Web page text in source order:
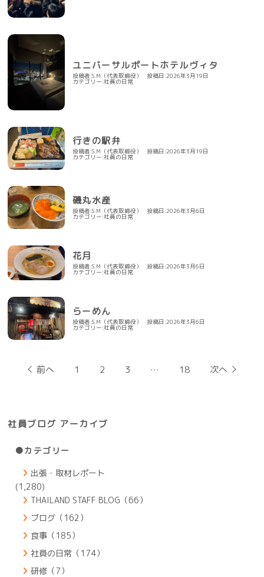
ユニバーサルポートホテルヴィタ
投稿者:S.M（代表取締役） 投稿日:2026年3月19日
カテゴリー:社員の日常
行きの駅弁
投稿者:S.M（代表取締役） 投稿日:2026年3月19日
カテゴリー:社員の日常
磯丸水産
投稿者:S.M（代表取締役） 投稿日:2026年3月6日
カテゴリー:社員の日常
花月
投稿者:S.M（代表取締役） 投稿日:2026年3月6日
カテゴリー:社員の日常
らーめん
投稿者:S.M（代表取締役） 投稿日:2026年3月6日
カテゴリー:社員の日常
ジ
送
前へ 1 2 3 … 18 次へ
社員ブログ アーカイブ
●カテゴリー
出張・取材レポート
(1,280)
THAILAND STAFF BLOG（66）
ブログ（162）
食事（185）
社員の日常（174）
研修（7）